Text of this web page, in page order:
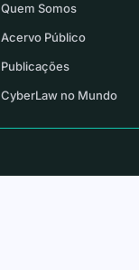
Quem Somos
Acervo Público
Publicações
CyberLaw no Mundo